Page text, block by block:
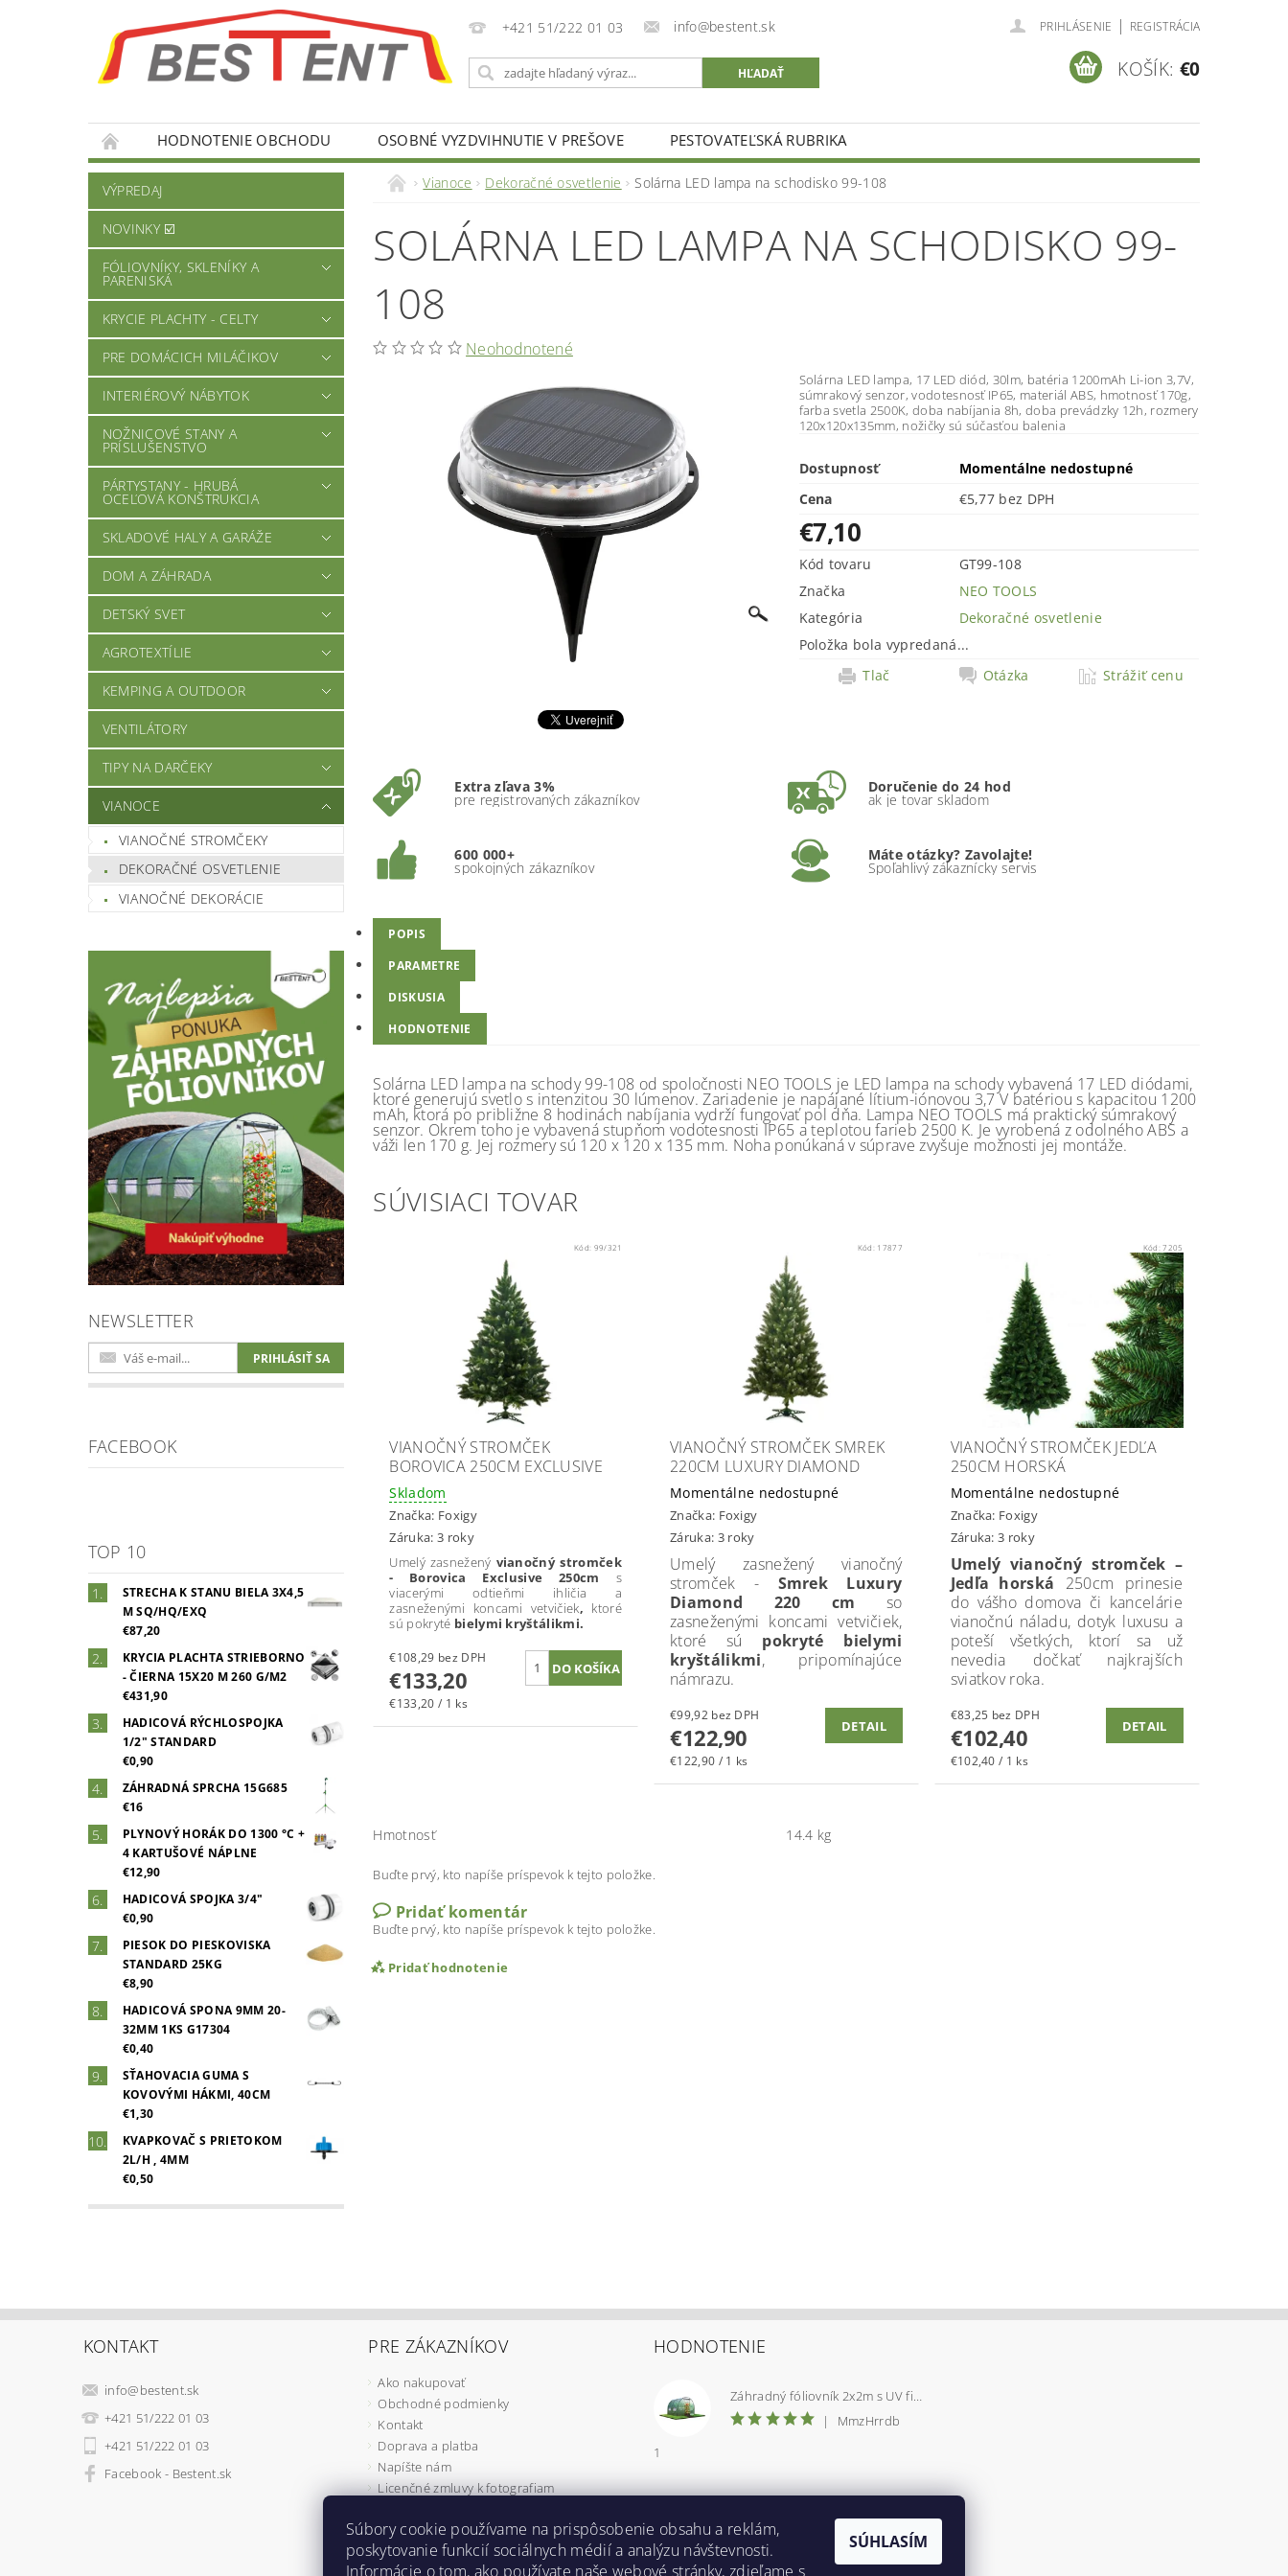
+421 51/222 01 03 info@bestent.sk PRIHLÁSENIE | REGISTRÁCIA
KOŠÍK: €0
HODNOTENIE OBCHODU OSOBNÉ VYZDVIHNUTIE V PREŠOVE PESTOVATEĽSKÁ RUBRIKA
VÝPREDAJ
NOVINKY ☑️
FÓLIOVNÍKY, SKLENÍKY A
PARENISKÁ
KRYCIE PLACHTY - CELTY
PRE DOMÁCICH MILÁČIKOV
INTERIÉROVÝ NÁBYTOK
NOŽNICOVÉ STANY A
PRÍSLUŠENSTVO
PÁRTYSTANY - HRUBÁ
OCEĽOVÁ KONŠTRUKCIA
SKLADOVÉ HALY A GARÁŽE
DOM A ZÁHRADA
DETSKÝ SVET
AGROTEXTÍLIE
KEMPING A OUTDOOR
VENTILÁTORY
TIPY NA DARČEKY
VIANOCE
VIANOČNÉ STROMČEKY
DEKORAČNÉ OSVETLENIE
VIANOČNÉ DEKORÁCIE
NEWSLETTER
FACEBOOK
TOP 10
STRECHA K STANU BIELA 3X4,5
M SQ/HQ/EXQ
€87,20
KRYCIA PLACHTA STRIEBORNO
- ČIERNA 15X20 M 260 G/M2
€431,90
HADICOVÁ RÝCHLOSPOJKA
1/2" STANDARD
€0,90
ZÁHRADNÁ SPRCHA 15G685
€16
PLYNOVÝ HORÁK DO 1300 °C +
4 KARTUŠOVÉ NÁPLNE
€12,90
HADICOVÁ SPOJKA 3/4"
€0,90
PIESOK DO PIESKOVISKA
STANDARD 25KG
€8,90
HADICOVÁ SPONA 9MM 20-
32MM 1KS G17304
€0,40
SŤAHOVACIA GUMA S
KOVOVÝMI HÁKMI, 40CM
€1,30
KVAPKOVAČ S PRIETOKOM
2L/H , 4MM
€0,50
Vianoce Dekoračné osvetlenie Solárna LED lampa na schodisko 99-108
SOLÁRNA LED LAMPA NA SCHODISKO 99-
108
Neohodnotené
Solárna LED lampa, 17 LED diód, 30lm, batéria 1200mAh Li-ion 3,7V,
súmrakový senzor, vodotesnosť IP65, materiál ABS, hmotnosť 170g,
farba svetla 2500K, doba nabíjania 8h, doba prevádzky 12h, rozmery
120x120x135mm, nožičky sú súčasťou balenia
Dostupnosť
Momentálne nedostupné
Cena
€5,77 bez DPH
€7,10
Kód tovaru
GT99-108
Značka
NEO TOOLS
Kategória
Dekoračné osvetlenie
Položka bola vypredaná...
Tlač
Otázka Strážiť cenu
Extra zľava 3%
pre registrovaných zákazníkov
Doručenie do 24 hod
ak je tovar skladom
600 000+
spokojných zákazníkov
Máte otázky? Zavolajte!
Spoľahlivý zákaznícky servis
POPIS
PARAMETRE
DISKUSIA
HODNOTENIE
Solárna LED lampa na schody 99-108 od spoločnosti NEO TOOLS je LED lampa na schody vybavená 17 LED diódami,
ktoré generujú svetlo s intenzitou 30 lúmenov. Zariadenie je napájané lítium-iónovou 3,7 V batériou s kapacitou 1200
mAh, ktorá po približne 8 hodinách nabíjania vydrží fungovať pol dňa. Lampa NEO TOOLS má praktický súmrakový
senzor. Okrem toho je vybavená stupňom vodotesnosti IP65 a teplotou farieb 2500 K. Je vyrobená z odolného ABS a
váži len 170 g. Jej rozmery sú 120 x 120 x 135 mm. Noha ponúkaná v súprave zvyšuje možnosti jej montáže.
SÚVISIACI TOVAR
Kód: 99/321
VIANOČNÝ STROMČEK
BOROVICA 250CM EXCLUSIVE
Skladom
Značka: Foxigy
Záruka: 3 roky
Umelý zasnežený vianočný stromček
- Borovica Exclusive 250cm s
viacerými odtieňmi ihličia a
zasneženými koncami vetvičiek, ktoré
sú pokryté bielymi kryštálikmi.
€108,29 bez DPH
€133,20
€133,20 / 1 ks
Kód: 17877
VIANOČNÝ STROMČEK SMREK
220CM LUXURY DIAMOND
Momentálne nedostupné
Značka: Foxigy
Záruka: 3 roky
Umelý zasnežený vianočný
stromček - Smrek Luxury
Diamond 220 cm so
zasneženými koncami vetvičiek,
ktoré sú pokryté bielymi
kryštálikmi, pripomínajúce
námrazu.
€99,92 bez DPH
€122,90
€122,90 / 1 ks
DETAIL
Kód:7205
VIANOČNÝ STROMČEK JEDĽA
250CM HORSKÁ
Momentálne nedostupné
Značka: Foxigy
Záruka: 3 roky
Umelý vianočný stromček –
Jedľa horská 250cm prinesie
do vášho domova či kancelárie
vianočnú náladu, dotyk luxusu a
poteší všetkých, ktorí sa už
nevedia dočkať najkrajších
sviatkov roka.
€83,25 bez DPH
€102,40
€102,40 / 1 ks
DETAIL
Hmotnosť 14.4 kg
Buďte prvý, kto napíše príspevok k tejto položke.
Pridať komentár
Buďte prvý, kto napíše príspevok k tejto položke.
Pridať hodnotenie
KONTAKT
info@bestent.sk
+421 51/222 01 03
+421 51/222 01 03
Facebook - Bestent.sk
PRE ZÁKAZNÍKOV
Ako nakupovať
Obchodné podmienky
Kontakt
Doprava a platba
Napíšte nám
Licenčné zmluvy k fotografiam
REKLAMÁCIA / VRÁTENIE TOVARU
Ako funguje Packeta?
Osobné vyzdvihnutie v Prešove
HODNOTENIE
Záhradný fóliovník 2x2m s UV filtrom STANDARD
|
MmzHrrdb
1
Súbory cookie používame na prispôsobenie obsahu a reklám,
poskytovanie funkcií sociálnych médií a analýzu návštevnosti.
Informácie o tom, ako používate naše webové stránky, zdieľame s
SÚHLASÍM